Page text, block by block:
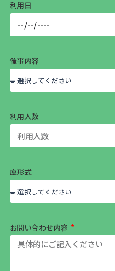
利用日
催事内容
利用人数
座形式
お問い合わせ内容